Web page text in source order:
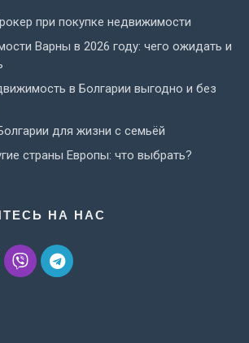
НА НАС
при покупке недвижимости
Варны в 2026 году: чего ожидать и
в Болгарии выгодно и без
для жизни с семьёй
страны Европы: что выбрать?